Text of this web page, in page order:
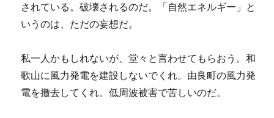
されている。破壊されるのだ。「自然エネルギー」と
いうのは、ただの妄想だ。
私一人かもしれないが、堂々と言わせてもらおう。和
歌山に風力発電を建設しないでくれ。由良町の風力発
電を撤去してくれ。低周波被害で苦しいのだ。